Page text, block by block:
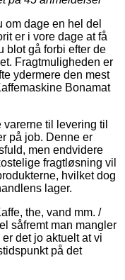
om dage en hel del
er i vore dage at få
blot gå forbi efter de
Fragtmuligheden er
ydermere den mest
Bonamat
til levering til
på job. Denne er
men endvidere
fragtløsning vil
hvilket dog
lager.
the, vand mm. /
såfremt man mangler
det jo aktuelt at vi
på det